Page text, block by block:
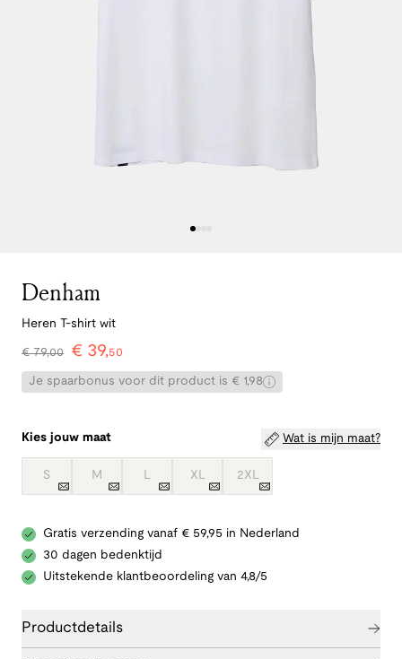
Denham
Heren T-shirt wit
€79,00 € 39,50
Je spaarbonus voor dit product is € 1,98
Kies jouw maat Wat is mijn maat?
S M L XL 2XL
Gratis verzending vanaf € 59,95 in Nederland
30 dagen bedenktijd
Uitstekende klantbeoordeling van 4,8/5
Productdetails